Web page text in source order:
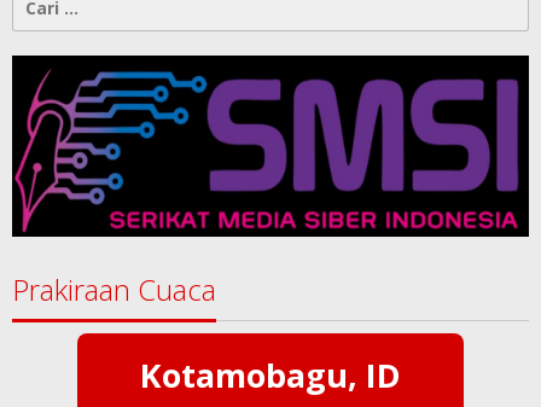
Melalui Mekanisme AD/ART:
Tanggapan Objektif atas Artikel
“PWI Sulut Retak, Pro AD/ART vs
Konspirasi Melanggar Aturan”
Cari